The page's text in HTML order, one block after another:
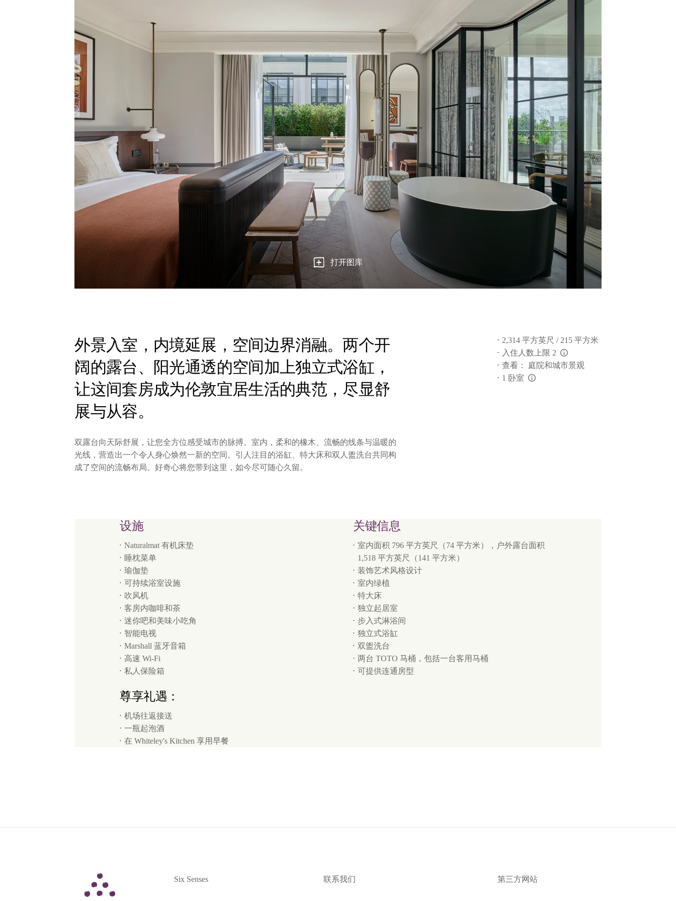
打开图库
外景入室，内境延展，空间边界消融。两个开
阔的露台、阳光通透的空间加上独立式浴缸，
让这间套房成为伦敦宜居生活的典范，尽显舒
展与从容。
双露台向天际舒展，让您全方位感受城市的脉搏。室内，柔和的橡木、流畅的线条与温暖的
光线，营造出一个令人身心焕然一新的空间。引人注目的浴缸、特大床和双人盥洗台共同构
成了空间的流畅布局。好奇心将您带到这里，如今尽可随心久留。
2,314 平方英尺 / 215 平方米
入住人数上限 2
L:Generic.Info
查看： 庭院和城市景观
1 卧室
L:Generic.Info
设施
Naturalmat 有机床垫
睡枕菜单
瑜伽垫
可持续浴室设施
吹风机
客房内咖啡和茶
迷你吧和美味小吃角
智能电视
Marshall 蓝牙音箱
高速 Wi-Fi
私人保险箱
尊享礼遇：
机场往返接送
一瓶起泡酒
在 Whiteley's Kitchen 享用早餐
关键信息
室内面积 796 平方英尺（74 平方米），户外露台面积
1,518 平方英尺（141 平方米）
装饰艺术风格设计
室内绿植
特大床
独立起居室
步入式淋浴间
独立式浴缸
双盥洗台
两台 TOTO 马桶，包括一台客用马桶
可提供连通房型
Six Senses 联系我们 第三方网站